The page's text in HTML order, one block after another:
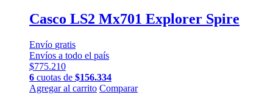
Casco LS2 Mx701 Explorer Spire
Envío gratis
Envíos a todo el país
$775.210
6 cuotas de $156.334
Agregar al carrito Este
Comparar